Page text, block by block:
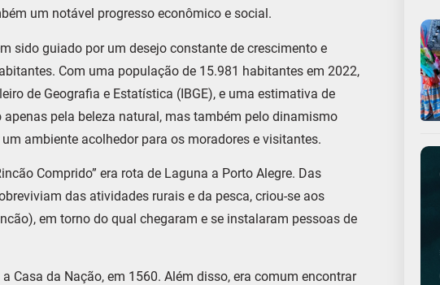
um notável progresso econômico e social.
sido guiado por um desejo constante de crescimento e
Com uma população de 15.981 habitantes em 2022,
de Geografia e Estatística (IBGE), e uma estimativa de
apenas pela beleza natural, mas também pelo dinamismo
ambiente acolhedor para os moradores e visitantes.
Comprido” era rota de Laguna a Porto Alegre. Das
das atividades rurais e da pesca, criou-se aos
em torno do qual chegaram e se instalaram pessoas de
Casa da Nação, em 1560. Além disso, era comum encontrar